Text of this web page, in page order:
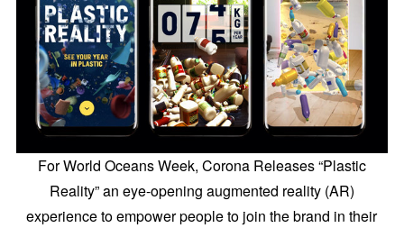
For World Oceans Week, Corona Releases “Plastic
Reality” an eye-opening augmented reality (AR)
experience to empower people to join the brand in their